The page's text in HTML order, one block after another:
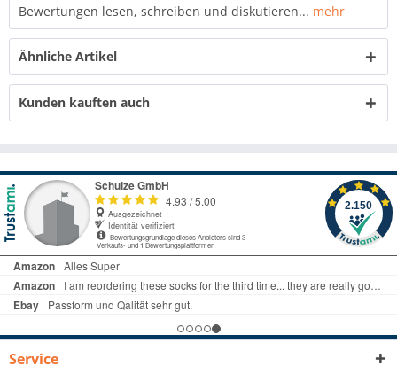
Bewertungen lesen, schreiben und diskutieren... mehr
Ähnliche Artikel
Kunden kauften auch
Service